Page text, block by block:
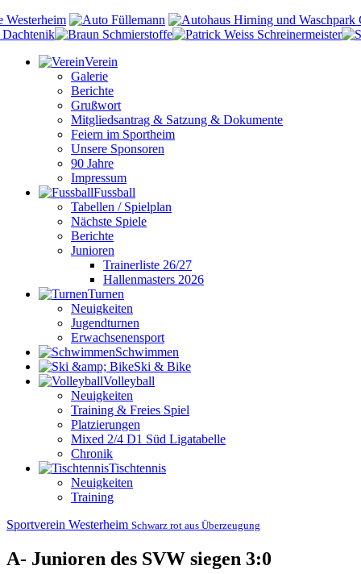
Verein
Galerie
Berichte
Grußwort
Mitgliedsantrag & Satzung & Dokumente
Feiern im Sportheim
Unsere Sponsoren
90 Jahre
Impressum
Fussball
Tabellen / Spielplan
Nächste Spiele
Berichte
Junioren
Trainerliste 26/27
Hallenmasters 2026
Turnen
Neuigkeiten
Jugendturnen
Erwachsenensport
Schwimmen
Ski & Bike
Volleyball
Neuigkeiten
Training & Freies Spiel
Platzierungen
Mixed 2/4 D1 Süd Ligatabelle
Chronik
Tischtennis
Neuigkeiten
Training
Sportverein Westerheim Schwarz rot aus Überzeugung
A- Junioren des SVW siegen 3:0